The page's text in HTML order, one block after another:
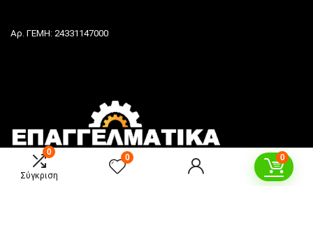
0
Σύγκριση
0 0
Αρ. ΓΕΜΗ: 24331147000